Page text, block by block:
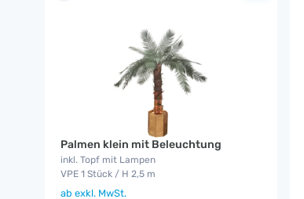
Palmen klein mit Beleuchtung
inkl. Topf mit Lampen
VPE 1 Stück / H 2,5 m
ab exkl. MwSt.